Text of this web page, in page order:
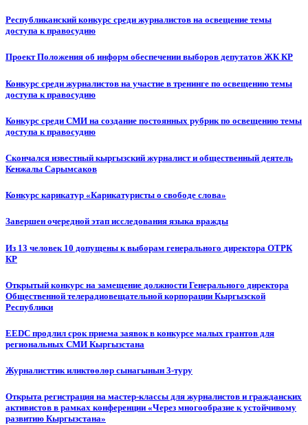
Республиканский конкурс среди журналистов на освещение темы
доступа к правосудию
Проект Положения об информ обеспечении выборов депутатов ЖК КР
Конкурс среди журналистов на участие в тренинге по освещению темы
доступа к правосудию
Конкурс среди СМИ на создание постоянных рубрик по освещению темы
доступа к правосудию
Скончался известный кыргызский журналист и общественный деятель
Кенжалы Сарымсаков
Конкурс карикатур «Карикатуристы о свободе слова»
Завершен очередной этап исследования языка вражды
Из 13 человек 10 допущены к выборам генерального директора ОТРК
КР
Открытый конкурс на замещение должности Генерального директора
Общественной телерадиовещательной корпорации Кыргызской
Республики
EEDC продлил срок приема заявок в конкурсе малых грантов для
региональных СМИ Кыргызстана
Журналисттик иликтөөлөр сынагынын 3-туру
Открыта регистрация на мастер-классы для журналистов и гражданских
активистов в рамках конференции «Через многообразие к устойчивому
развитию Кыргызстана»